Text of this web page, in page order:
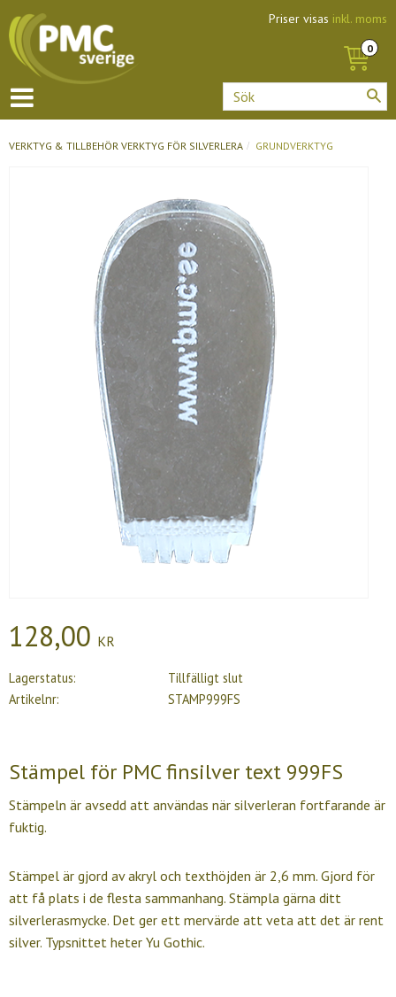
Priser visas inkl. moms
VERKTYG & TILLBEHÖR VERKTYG FÖR SILVERLERA GRUNDVERKTYG
128,00 KR
Lagerstatus
Tillfälligt slut
Artikelnr
STAMP999FS
Stämpel för PMC finsilver text 999FS
Stämpeln är avsedd att användas när silverleran fortfarande är
fuktig.
Stämpel är gjord av akryl och texthöjden är 2,6 mm. Gjord för
att få plats i de flesta sammanhang. Stämpla gärna ditt
silverlerasmycke. Det ger ett mervärde att veta att det är rent
silver. Typsnittet heter Yu Gothic.